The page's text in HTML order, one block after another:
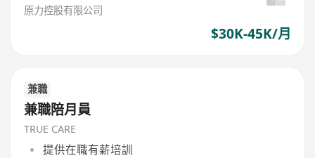
原力控股有限公司
$30K-45K/月
兼職
兼職陪月員
TRUE CARE
提供在職有薪培訓